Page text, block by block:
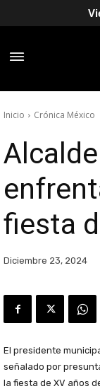
Inicio Crónica México
fiesta
Diciembre 23, 2024
El presidente
señalado por
la fiesta de XV años